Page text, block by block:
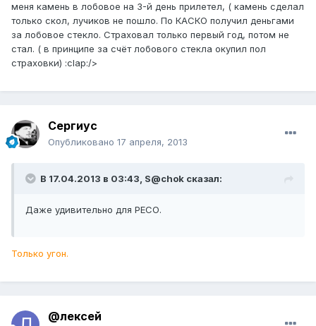
меня камень в лобовое на 3-й день прилетел, ( камень сделал
только скол, лучиков не пошло. По КАСКО получил деньгами
за лобовое стекло. Страховал только первый год, потом не
стал. ( в принципе за счёт лобового стекла окупил пол
страховки) :clap:/>
Сергиус
Опубликовано 17 апреля, 2013
В 17.04.2013 в 03:43, S@chok сказал:
Даже удивительно для РЕСО.
Только угон.
@лексей